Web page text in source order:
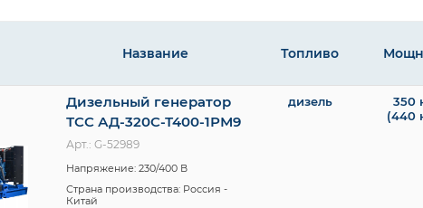
Название Топливо
Дизельный генератор
ТСС АД-320С-Т400-1РМ9
Арт.: G-52989
Напряжение: 230/400 В
Страна производства: Россия -
Китай
дизель
350
(440